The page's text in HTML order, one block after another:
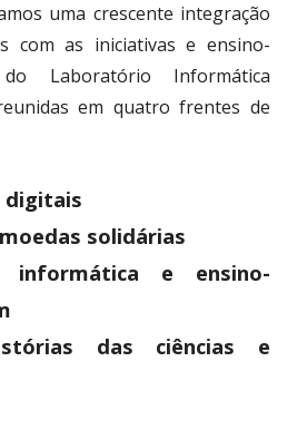
uma crescente integração
com as iniciativas e ensino-
do Laboratório Informática
em quatro frentes de
digitais
solidárias
informática e ensino-
das ciências e